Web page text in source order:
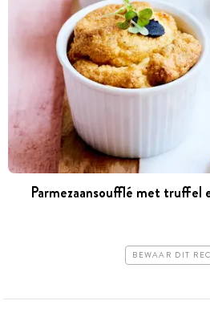
Parmezaansoufflé met truffel
BEWAAR DIT